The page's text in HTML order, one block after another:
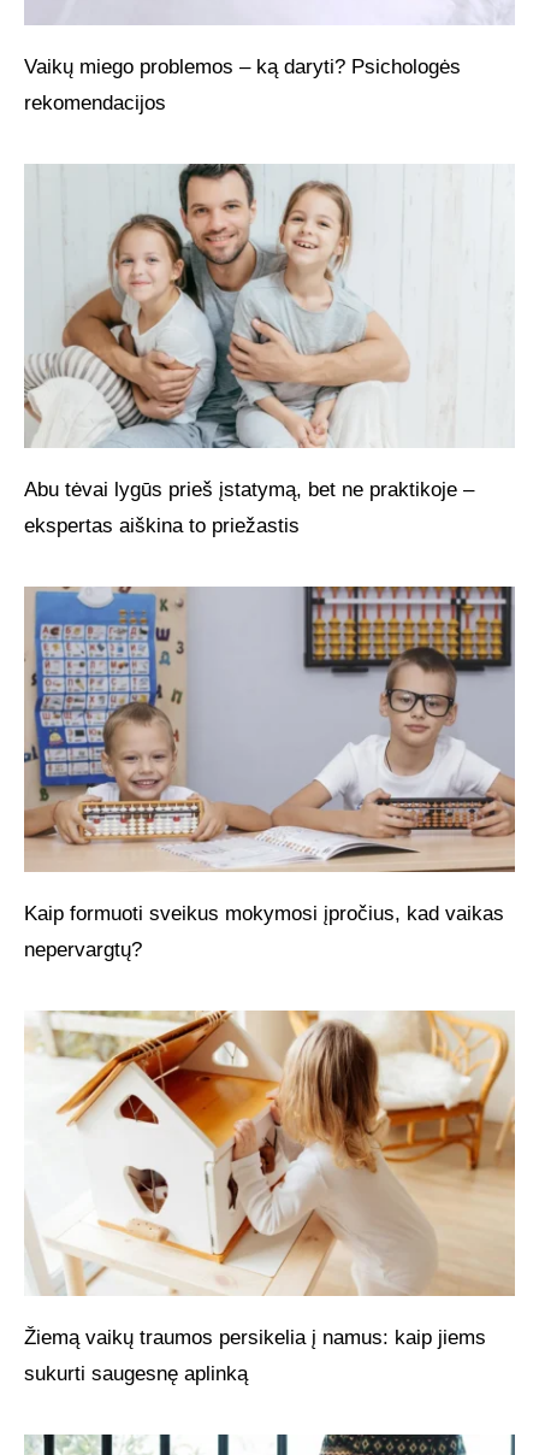
Vaikų miego problemos – ką daryti? Psichologės
rekomendacijos
Abu tėvai lygūs prieš įstatymą, bet ne praktikoje –
ekspertas aiškina to priežastis
Kaip formuoti sveikus mokymosi įpročius, kad vaikas
nepervargtų?
Žiemą vaikų traumos persikelia į namus: kaip jiems
sukurti saugesnę aplinką